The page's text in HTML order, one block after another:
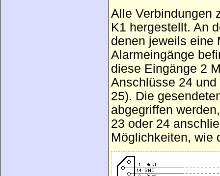
Alle Verbindungen
K1 hergestellt. An
denen jeweils eine
Alarmeingänge
diese Eingänge 2
Anschlüsse 24
25). Die
abgegriffen
23 oder 24
Möglichkeiten, wie